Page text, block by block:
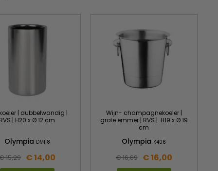
| dubbelwandig |
RVS | H20 x Ø 12 cm
Olympia DM118
15,29 € 14,00
Wijn- champagnekoeler |
grote emmer | RVS | H19 x Ø 19
cm
Olympia K406
€ 16,69 € 16,00